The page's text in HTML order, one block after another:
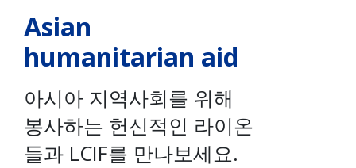
Asian
humanitarian aid
아시아 지역사회를 위해
봉사하는 헌신적인 라이온
들과 LCIF를 만나보세요.